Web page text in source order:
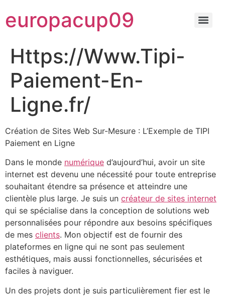
europacup09
Https://Www.Tipi-
Paiement-En-
Ligne.fr/
Création de Sites Web Sur-Mesure : L’Exemple de TIPI
Paiement en Ligne
Dans le monde numérique d’aujourd’hui, avoir un site
internet est devenu une nécessité pour toute entreprise
souhaitant étendre sa présence et atteindre une
clientèle plus large. Je suis un créateur de sites internet
qui se spécialise dans la conception de solutions web
personnalisées pour répondre aux besoins spécifiques
de mes clients. Mon objectif est de fournir des
plateformes en ligne qui ne sont pas seulement
esthétiques, mais aussi fonctionnelles, sécurisées et
faciles à naviguer.
Un des projets dont je suis particulièrement fier est le